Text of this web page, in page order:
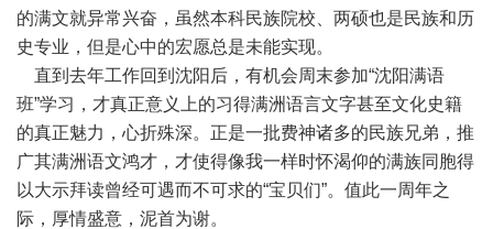
的满文就异常兴奋，虽然本科民族院校、两硕也是民族和历
史专业，但是心中的宏愿总是未能实现。
直到去年工作回到沈阳后，有机会周末参加“沈阳满语
班”学习，才真正意义上的习得满洲语言文字甚至文化史籍
的真正魅力，心折殊深。正是一批费神诸多的民族兄弟，推
广其满洲语文鸿才，才使得像我一样时怀渴仰的满族同胞得
以大示拜读曾经可遇而不可求的“宝贝们”。值此一周年之
际，厚情盛意，泥首为谢。